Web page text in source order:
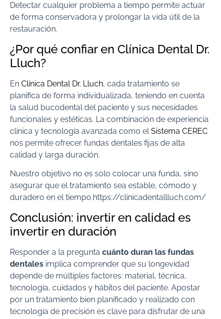
Detectar cualquier problema a tiempo permite actuar
de forma conservadora y prolongar la vida útil de la
restauración.
¿Por qué confiar en Clínica Dental Dr.
Lluch?
En Clínica Dental Dr. Lluch, cada tratamiento se
planifica de forma individualizada, teniendo en cuenta
la salud bucodental del paciente y sus necesidades
funcionales y estéticas. La combinación de experiencia
clínica y tecnología avanzada como el Sistema CEREC
nos permite ofrecer fundas dentales fijas de alta
calidad y larga duración.
Nuestro objetivo no es solo colocar una funda, sino
asegurar que el tratamiento sea estable, cómodo y
duradero en el tiempo.https://clinicadentallluch.com/
Conclusión: invertir en calidad es
invertir en duración
Responder a la pregunta cuánto duran las fundas
dentales implica comprender que su longevidad
depende de múltiples factores: material, técnica,
tecnología, cuidados y hábitos del paciente. Apostar
por un tratamiento bien planificado y realizado con
tecnología de precisión es clave para disfrutar de una